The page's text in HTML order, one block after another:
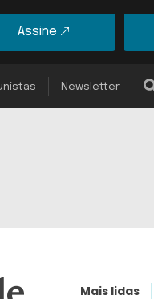
Assine
Newsletter
Mais lidas